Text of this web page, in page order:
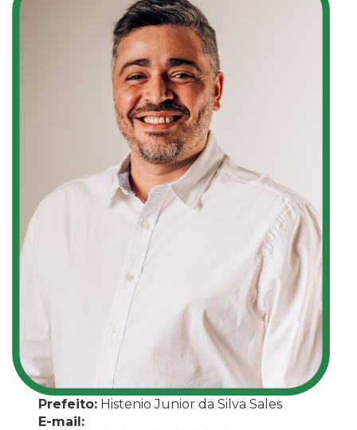
Prefeito: Histenio Junior da Silva Sales
E-mail: